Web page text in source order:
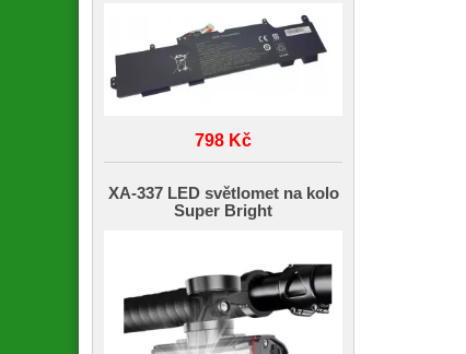
798 Kč
XA-337 LED světlomet na kolo
Super Bright